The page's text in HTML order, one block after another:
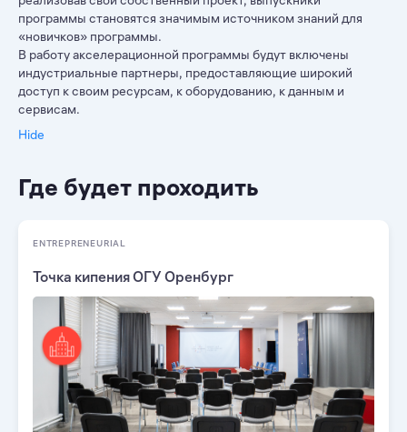
программы становятся значимым источником знаний для
«новичков» программы.
В работу акселерационной программы будут включены
индустриальные партнеры, предоставляющие широкий
доступ к своим ресурсам, к оборудованию, к данным и
сервисам.
Hide
Где будет проходить
ENTREPRENEURIAL
Точка кипения ОГУ Оренбург